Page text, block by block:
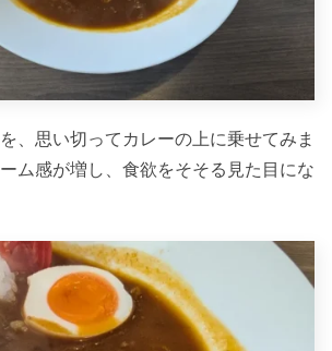
、思い切ってカレーの上に乗せてみま
ム感が増し、食欲をそそる見た目にな